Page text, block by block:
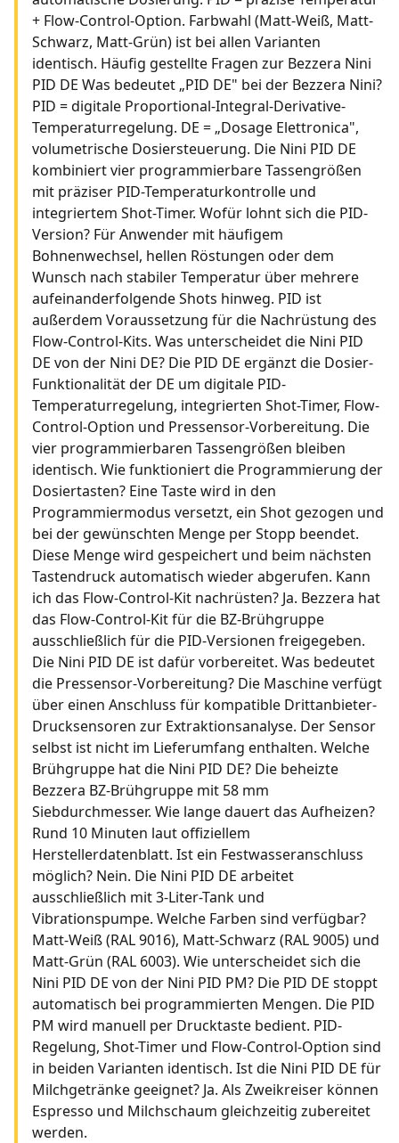
+ Flow-Control-Option. Farbwahl (Matt-Weiß, Matt-
Schwarz, Matt-Grün) ist bei allen Varianten
identisch. Häufig gestellte Fragen zur Bezzera Nini
PID DE Was bedeutet „PID DE" bei der Bezzera Nini?
PID = digitale Proportional-Integral-Derivative-
Temperaturregelung. DE = „Dosage Elettronica",
volumetrische Dosiersteuerung. Die Nini PID DE
kombiniert vier programmierbare Tassengrößen
mit präziser PID-Temperaturkontrolle und
integriertem Shot-Timer. Wofür lohnt sich die PID-
Version? Für Anwender mit häufigem
Bohnenwechsel, hellen Röstungen oder dem
Wunsch nach stabiler Temperatur über mehrere
aufeinanderfolgende Shots hinweg. PID ist
außerdem Voraussetzung für die Nachrüstung des
Flow-Control-Kits. Was unterscheidet die Nini PID
DE von der Nini DE? Die PID DE ergänzt die Dosier-
Funktionalität der DE um digitale PID-
Temperaturregelung, integrierten Shot-Timer, Flow-
Control-Option und Pressensor-Vorbereitung. Die
vier programmierbaren Tassengrößen bleiben
identisch. Wie funktioniert die Programmierung der
Dosiertasten? Eine Taste wird in den
Programmiermodus versetzt, ein Shot gezogen und
bei der gewünschten Menge per Stopp beendet.
Diese Menge wird gespeichert und beim nächsten
Tastendruck automatisch wieder abgerufen. Kann
ich das Flow-Control-Kit nachrüsten? Ja. Bezzera hat
das Flow-Control-Kit für die BZ-Brühgruppe
ausschließlich für die PID-Versionen freigegeben.
Die Nini PID DE ist dafür vorbereitet. Was bedeutet
die Pressensor-Vorbereitung? Die Maschine verfügt
über einen Anschluss für kompatible Drittanbieter-
Drucksensoren zur Extraktionsanalyse. Der Sensor
selbst ist nicht im Lieferumfang enthalten. Welche
Brühgruppe hat die Nini PID DE? Die beheizte
Bezzera BZ-Brühgruppe mit 58 mm
Siebdurchmesser. Wie lange dauert das Aufheizen?
Rund 10 Minuten laut offiziellem
Herstellerdatenblatt. Ist ein Festwasseranschluss
möglich? Nein. Die Nini PID DE arbeitet
ausschließlich mit 3-Liter-Tank und
Vibrationspumpe. Welche Farben sind verfügbar?
Matt-Weiß (RAL 9016), Matt-Schwarz (RAL 9005) und
Matt-Grün (RAL 6003). Wie unterscheidet sich die
Nini PID DE von der Nini PID PM? Die PID DE stoppt
automatisch bei programmierten Mengen. Die PID
PM wird manuell per Drucktaste bedient. PID-
Regelung, Shot-Timer und Flow-Control-Option sind
in beiden Varianten identisch. Ist die Nini PID DE für
Milchgetränke geeignet? Ja. Als Zweikreiser können
Espresso und Milchschaum gleichzeitig zubereitet
werden.